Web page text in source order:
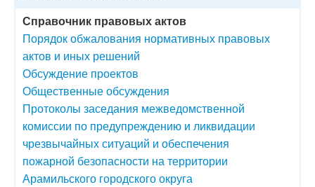
Справочник правовых актов
Порядок обжалования нормативных правовых
актов и иных решений
Обсуждение проектов
Общественные обсуждения
Протоколы заседания межведомственной
комиссии по предупреждению и ликвидации
чрезвычайных ситуаций и обеспечения
пожарной безопасности на территории
Арамильского городского округа